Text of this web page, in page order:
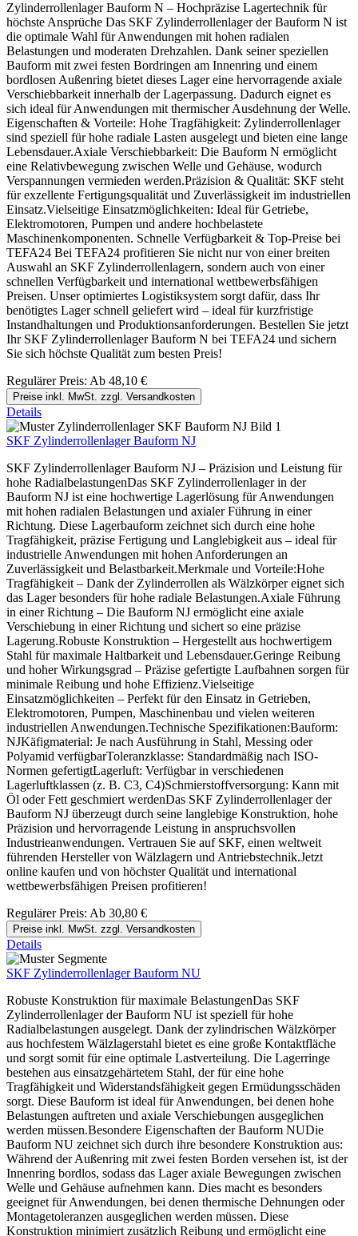
Zylinderrollenlager Bauform N – Hochpräzise Lagertechnik für
höchste Ansprüche Das SKF Zylinderrollenlager der Bauform N ist
die optimale Wahl für Anwendungen mit hohen radialen
Belastungen und moderaten Drehzahlen. Dank seiner speziellen
Bauform mit zwei festen Bordringen am Innenring und einem
bordlosen Außenring bietet dieses Lager eine hervorragende axiale
Verschiebbarkeit innerhalb der Lagerpassung. Dadurch eignet es
sich ideal für Anwendungen mit thermischer Ausdehnung der Welle.
Eigenschaften & Vorteile: Hohe Tragfähigkeit: Zylinderrollenlager
sind speziell für hohe radiale Lasten ausgelegt und bieten eine lange
Lebensdauer.Axiale Verschiebbarkeit: Die Bauform N ermöglicht
eine Relativbewegung zwischen Welle und Gehäuse, wodurch
Verspannungen vermieden werden.Präzision & Qualität: SKF steht
für exzellente Fertigungsqualität und Zuverlässigkeit im industriellen
Einsatz.Vielseitige Einsatzmöglichkeiten: Ideal für Getriebe,
Elektromotoren, Pumpen und andere hochbelastete
Maschinenkomponenten. Schnelle Verfügbarkeit & Top-Preise bei
TEFA24 Bei TEFA24 profitieren Sie nicht nur von einer breiten
Auswahl an SKF Zylinderrollenlagern, sondern auch von einer
schnellen Verfügbarkeit und international wettbewerbsfähigen
Preisen. Unser optimiertes Logistiksystem sorgt dafür, dass Ihr
benötigtes Lager schnell geliefert wird – ideal für kurzfristige
Instandhaltungen und Produktionsanforderungen. Bestellen Sie jetzt
Ihr SKF Zylinderrollenlager Bauform N bei TEFA24 und sichern
Sie sich höchste Qualität zum besten Preis!
Regulärer Preis: Ab 48,10 €
Preise inkl. MwSt. zzgl. Versandkosten
Details
SKF Zylinderrollenlager Bauform NJ
SKF Zylinderrollenlager Bauform NJ – Präzision und Leistung für
hohe RadialbelastungenDas SKF Zylinderrollenlager in der
Bauform NJ ist eine hochwertige Lagerlösung für Anwendungen
mit hohen radialen Belastungen und axialer Führung in einer
Richtung. Diese Lagerbauform zeichnet sich durch eine hohe
Tragfähigkeit, präzise Fertigung und Langlebigkeit aus – ideal für
industrielle Anwendungen mit hohen Anforderungen an
Zuverlässigkeit und Belastbarkeit.Merkmale und Vorteile:Hohe
Tragfähigkeit – Dank der Zylinderrollen als Wälzkörper eignet sich
das Lager besonders für hohe radiale Belastungen.Axiale Führung
in einer Richtung – Die Bauform NJ ermöglicht eine axiale
Verschiebung in einer Richtung und sichert so eine präzise
Lagerung.Robuste Konstruktion – Hergestellt aus hochwertigem
Stahl für maximale Haltbarkeit und Lebensdauer.Geringe Reibung
und hoher Wirkungsgrad – Präzise gefertigte Laufbahnen sorgen für
minimale Reibung und hohe Effizienz.Vielseitige
Einsatzmöglichkeiten – Perfekt für den Einsatz in Getrieben,
Elektromotoren, Pumpen, Maschinenbau und vielen weiteren
industriellen Anwendungen.Technische Spezifikationen:Bauform:
NJKäfigmaterial: Je nach Ausführung in Stahl, Messing oder
Polyamid verfügbarToleranzklasse: Standardmäßig nach ISO-
Normen gefertigtLagerluft: Verfügbar in verschiedenen
Lagerluftklassen (z. B. C3, C4)Schmierstoffversorgung: Kann mit
Öl oder Fett geschmiert werdenDas SKF Zylinderrollenlager der
Bauform NJ überzeugt durch seine langlebige Konstruktion, hohe
Präzision und hervorragende Leistung in anspruchsvollen
Industrieanwendungen. Vertrauen Sie auf SKF, einen weltweit
führenden Hersteller von Wälzlagern und Antriebstechnik.Jetzt
online kaufen und von höchster Qualität und international
wettbewerbsfähigen Preisen profitieren!
Regulärer Preis: Ab 30,80 €
Preise inkl. MwSt. zzgl. Versandkosten
Details
SKF Zylinderrollenlager Bauform NU
Robuste Konstruktion für maximale BelastungenDas SKF
Zylinderrollenlager der Bauform NU ist speziell für hohe
Radialbelastungen ausgelegt. Dank der zylindrischen Wälzkörper
aus hochfestem Wälzlagerstahl bietet es eine große Kontaktfläche
und sorgt somit für eine optimale Lastverteilung. Die Lagerringe
bestehen aus einsatzgehärtetem Stahl, der für eine hohe
Tragfähigkeit und Widerstandsfähigkeit gegen Ermüdungsschäden
sorgt. Diese Bauform ist ideal für Anwendungen, bei denen hohe
Belastungen auftreten und axiale Verschiebungen ausgeglichen
werden müssen.Besondere Eigenschaften der Bauform NUDie
Bauform NU zeichnet sich durch ihre besondere Konstruktion aus:
Während der Außenring mit zwei festen Borden versehen ist, ist der
Innenring bordlos, sodass das Lager axiale Bewegungen zwischen
Welle und Gehäuse aufnehmen kann. Dies macht es besonders
geeignet für Anwendungen, bei denen thermische Dehnungen oder
Montagetoleranzen ausgeglichen werden müssen. Diese
Konstruktion minimiert zusätzlich Reibung und ermöglicht eine